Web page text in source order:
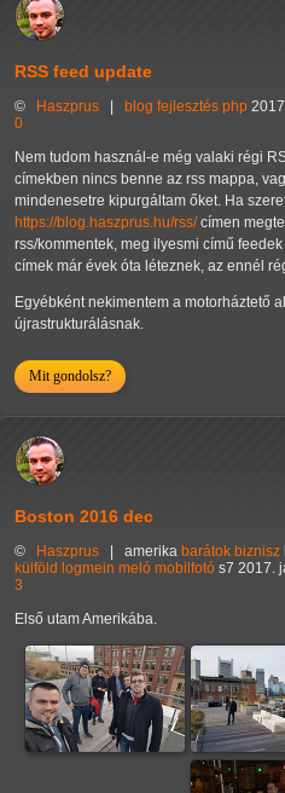
RSS feed update
© Haszprus blog fejlesztés php
0
Nem tudom használ-e még valaki régi
címekben nincs benne az rss mappa,
mindenesetre kipurgáltam őket. Ha
https://blog.haszprus.hu/rss/címen
rss/kommentek, meg ilyesmi című
címek már évek óta léteznek, az ennél
Egyébként nekimentem a motorháztető
újrastrukturálásnak.
Mit gondolsz?
Boston 2016 dec
© Haszprus amerika barátok biznisz
külföld logmein meló mobilfotó s7 2017.
3
Első utam Amerikába.